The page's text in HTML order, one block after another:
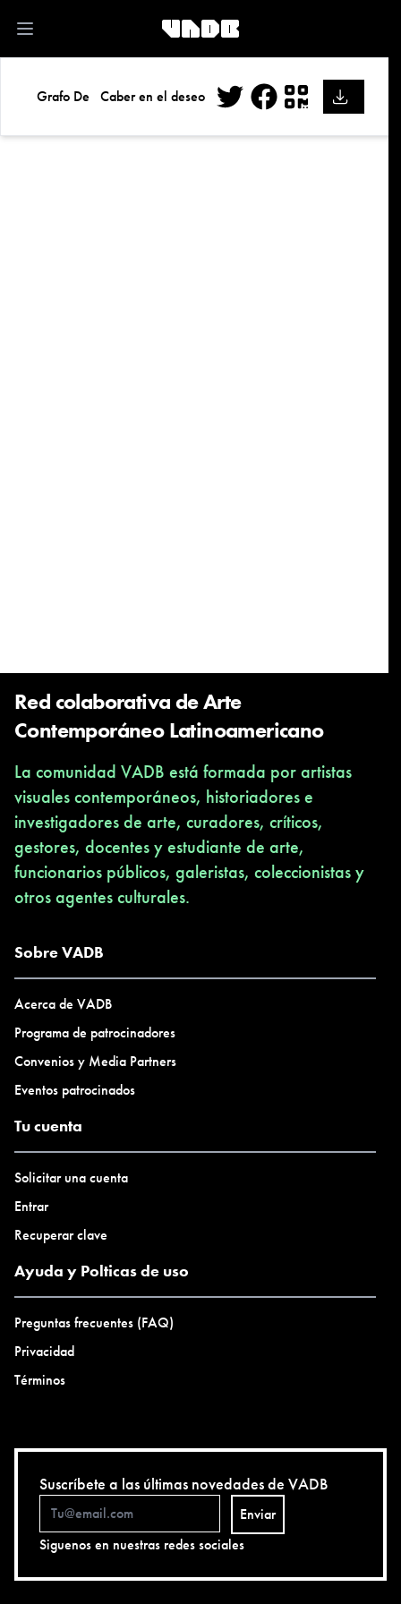
Open main menu
Grafo De Caber en el deseo
Facebook
Red colaborativa de Arte
Contemporáneo Latinoamericano
La comunidad VADB está formada por artistas
visuales contemporáneos, historiadores e
investigadores de arte, curadores, críticos,
gestores, docentes y estudiante de arte,
funcionarios públicos, galeristas, coleccionistas y
otros agentes culturales.
Sobre VADB
Acerca de VADB
Programa de patrocinadores
Convenios y Media Partners
Eventos patrocinados
Tu cuenta
Solicitar una cuenta
Entrar
Recuperar clave
Ayuda y Polticas de uso
Preguntas frecuentes (FAQ)
Privacidad
Términos
Suscríbete a las últimas novedades de VADB
Enviar
Siguenos en nuestras redes sociales